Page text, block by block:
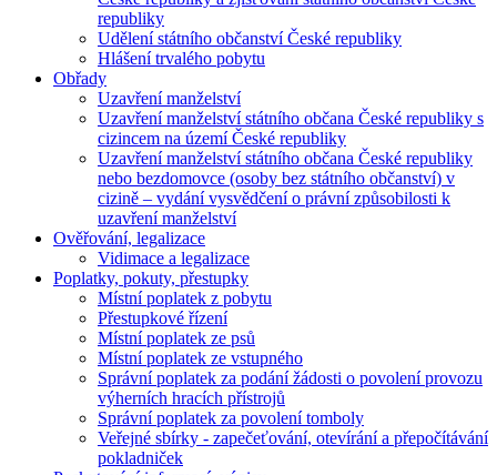
republiky
Udělení státního občanství České republiky
Hlášení trvalého pobytu
Obřady
Uzavření manželství
Uzavření manželství státního občana České republiky s
cizincem na území České republiky
Uzavření manželství státního občana České republiky
nebo bezdomovce (osoby bez státního občanství) v
cizině – vydání vysvědčení o právní způsobilosti k
uzavření manželství
Ověřování, legalizace
Vidimace a legalizace
Poplatky, pokuty, přestupky
Místní poplatek z pobytu
Přestupkové řízení
Místní poplatek ze psů
Místní poplatek ze vstupného
Správní poplatek za podání žádosti o povolení provozu
výherních hracích přístrojů
Správní poplatek za povolení tomboly
Veřejné sbírky - zapečeťování, otevírání a přepočítávání
pokladniček